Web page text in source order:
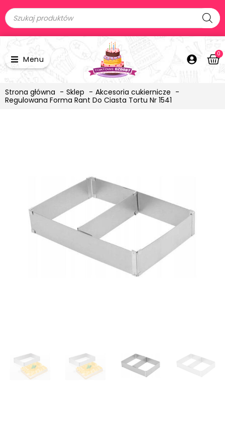
Menu
0
Strona główna Sklep
Akcesoria cukiernicze
Regulowana Forma Rant Do Ciasta Tortu Nr 1541